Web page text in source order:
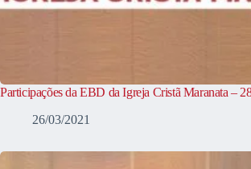
Participações da EBD da Igreja Cristã Maranata –
26/03/2021